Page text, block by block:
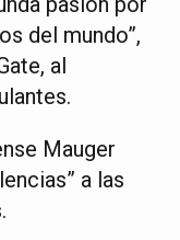
del mundo”,
al
Mauger
a las